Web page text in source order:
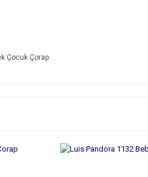
Çocuk Çorap